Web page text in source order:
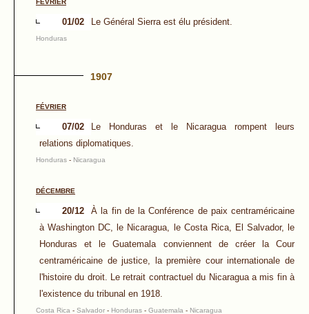
FÉVRIER
01/02 Le Général Sierra est élu président.
Honduras
1907
FÉVRIER
07/02
Le Honduras et le Nicaragua rompent leurs
relations diplomatiques.
Honduras - Nicaragua
DÉCEMBRE
20/12
À la fin de la Conférence de paix centraméricaine
à Washington DC, le Nicaragua, le Costa Rica, El Salvador, le
Honduras et le Guatemala conviennent de créer la Cour
centraméricaine de justice, la première cour internationale de
l'histoire du droit. Le retrait contractuel du Nicaragua a mis fin à
l'existence du tribunal en 1918.
Costa Rica - Salvador - Honduras - Guatemala - Nicaragua